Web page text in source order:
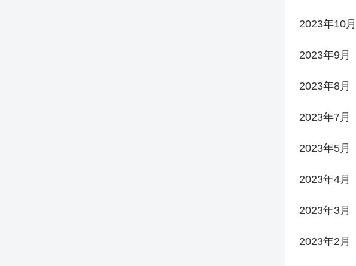
2023年10月
2023年9月
2023年8月
2023年7月
2023年5月
2023年4月
2023年3月
2023年2月